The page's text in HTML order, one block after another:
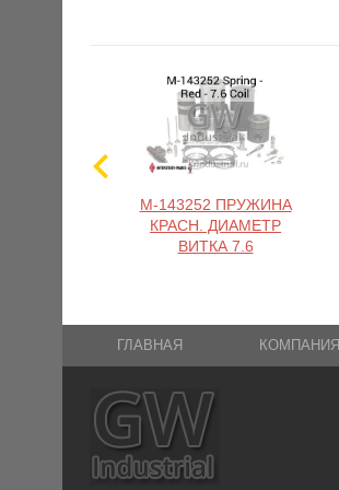
M-143252 ПРУЖИНА
КРАСН. ДИАМЕТР
ВИТКА 7.6
ГЛАВНАЯ КОМПАНИЯ